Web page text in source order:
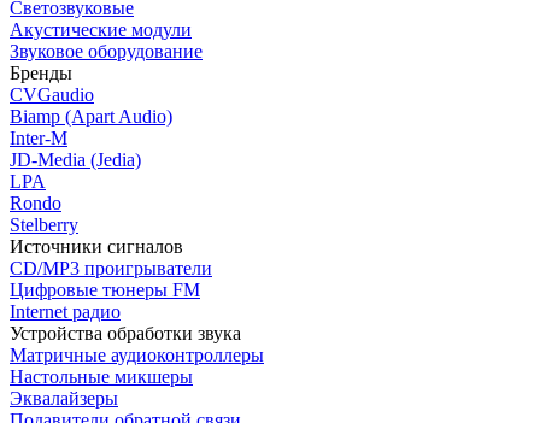
Светозвуковые
Акустические модули
Звуковое оборудование
Бренды
CVGaudio
Biamp (Apart Audio)
Inter-M
JD-Media (Jedia)
LPA
Rondo
Stelberry
Источники сигналов
CD/MP3 проигрыватели
Цифровые тюнеры FM
Internet радио
Устройства обработки звука
Матричные аудиоконтроллеры
Настольные микшеры
Эквалайзеры